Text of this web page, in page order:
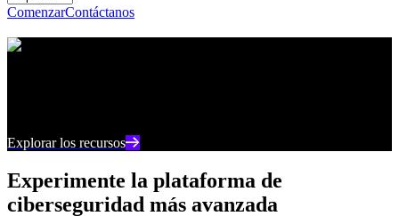
ComenzarContáctanos
Centro de recursos
Explorar los recursos
Experimente la plataforma de
ciberseguridad más avanzada